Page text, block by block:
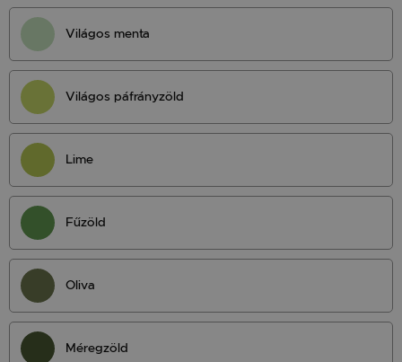
Világos menta
Világos páfrányzöld
Lime
Fűzöld
Oliva
Méregzöld